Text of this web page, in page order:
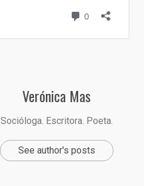
Verónica Mas
Socióloga. Escritora. Poeta.
See author's posts